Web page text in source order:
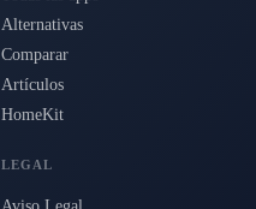
Alternativas
Comparar
Artículos
HomeKit
LEGAL